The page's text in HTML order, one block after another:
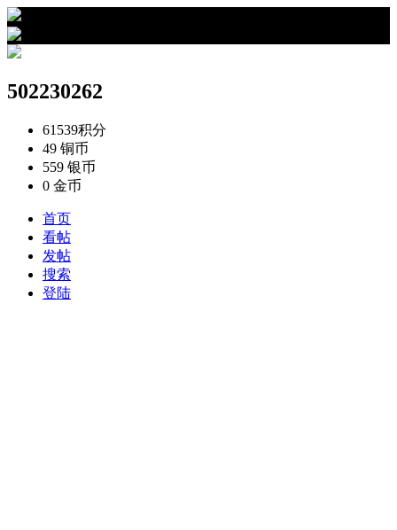
502230262
61539积分
49 铜币
559 银币
0 金币
首页
看帖
发帖
搜索
登陆